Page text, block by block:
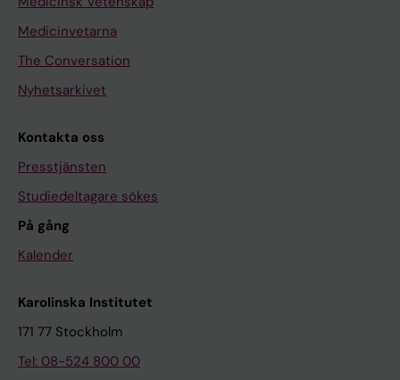
Medicinvetarna
The Conversation
Nyhetsarkivet
Kontakta oss
Presstjänsten
Studiedeltagare sökes
På gång
Kalender
Karolinska Institutet
171 77 Stockholm
Tel: 08-524 800 00